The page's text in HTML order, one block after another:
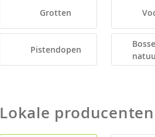
Grotten
Pistendopen
Lokale